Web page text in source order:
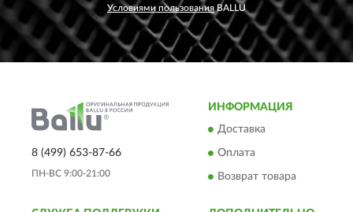
Условиями пользованияBALLU
8 (499) 653-87-66
ПН-ВС 9:00-21:00
ИНФОРМАЦИЯ
Доставка
Оплата
Возврат товара